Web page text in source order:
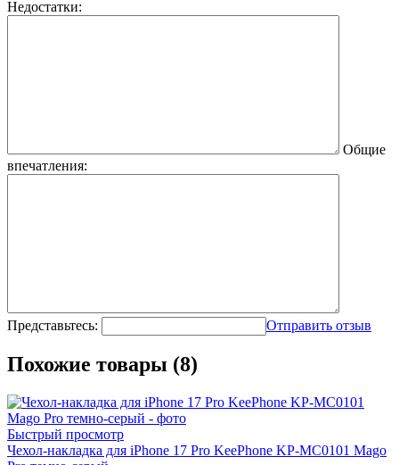
Недостатки:
Общие
впечатления:
Представьтесь: Отправить отзыв
Похожие товары (8)
Быстрый просмотр
Чехол-накладка для iPhone 17 Pro KeePhone KP-MC0101 Mago